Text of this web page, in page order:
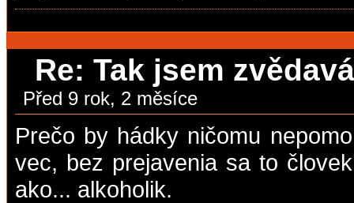
Re: Tak jsem
Před 9 rok, 2 měsíce
Prečo by hádky ničomu
vec, bez prejavenia sa to
ako... alkoholik.